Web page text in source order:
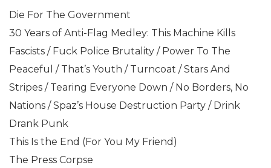
Die For The Government
30 Years of Anti-Flag Medley: This Machine Kills
Fascists / Fuck Police Brutality / Power To The
Peaceful / That’s Youth / Turncoat / Stars And
Stripes / Tearing Everyone Down / No Borders, No
Nations / Spaz’s House Destruction Party / Drink
Drank Punk
This Is the End (For You My Friend)
The Press Corpse